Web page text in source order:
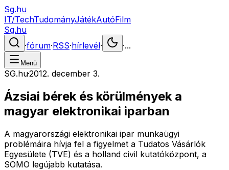
Sg.hu
IT/TechTudományJátékAutóFilm
Sg.hu
·fórum·RSS·hírlevél· ·...
Menü
SG.hu·2012. december 3.
Ázsiai bérek és körülmények a
magyar elektronikai iparban
A magyarországi elektronikai ipar munkaügyi
problémáira hívja fel a figyelmet a Tudatos Vásárlók
Egyesülete (TVE) és a holland civil kutatóközpont, a
SOMO legújabb kutatása.